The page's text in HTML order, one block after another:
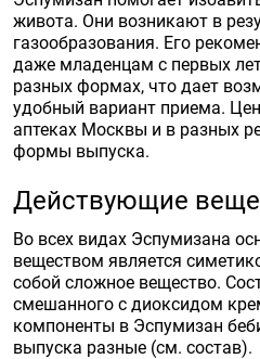
живота. Они возникают в
газообразования. Его
даже младенцам с первых
разных формах, что дает
удобный вариант приема.
аптеках Москвы и в разных
формы выпуска.
Действующие
Во всех видах Эспумизана
веществом является
собой сложное вещество.
смешанного с диоксидом
компоненты в Эспумизан
выпуска разные (см. состав).